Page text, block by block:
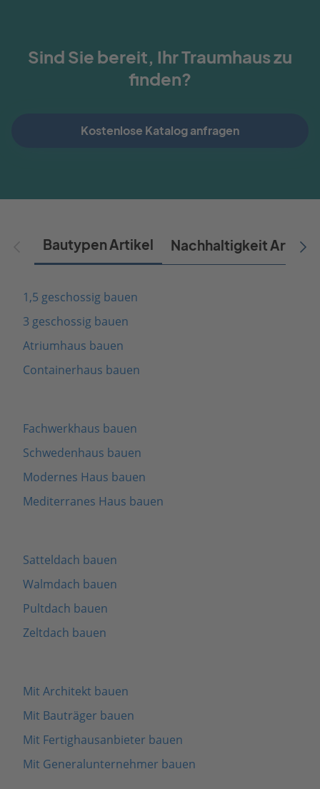
Sind Sie bereit, Ihr Traumhaus zu
finden?
Kostenlose Katalog anfragen
Bautypen Artikel Nachhaltigkeit Artikel
1,5 geschossig bauen
3 geschossig bauen
Atriumhaus bauen
Containerhaus bauen
Fachwerkhaus bauen
Schwedenhaus bauen
Modernes Haus bauen
Mediterranes Haus bauen
Satteldach bauen
Walmdach bauen
Pultdach bauen
Zeltdach bauen
Mit Architekt bauen
Mit Bauträger bauen
Mit Fertighausanbieter bauen
Mit Generalunternehmer bauen